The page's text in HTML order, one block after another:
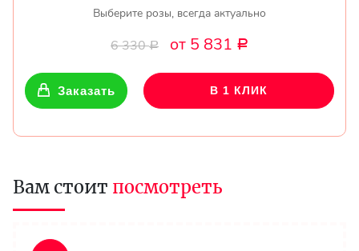
Выберите розы, всегда актуально
6 330Р от 5 831 Р
Заказать В 1 КЛИК
Вам стоит посмотреть